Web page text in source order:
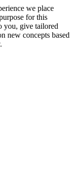
we place
for this
you, give tailored
new concepts based